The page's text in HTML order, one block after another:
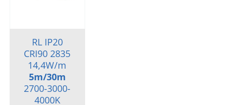
RL IP20
CRI90 2835
14,4W/m
5m/30m
2700-3000-
4000K